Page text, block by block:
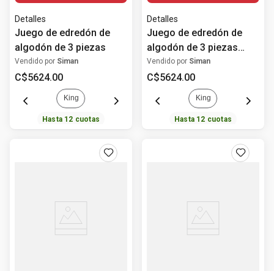
Detalles
Juego de edredón de
algodón de 3 piezas
Vendido por Siman
C$5624.00
King
Hasta 12 cuotas
Detalles
Juego de edredón de
algodón de 3 piezas
estampado flores
Vendido por Siman
C$5624.00
King
Hasta 12 cuotas